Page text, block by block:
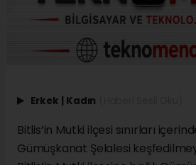
Erkek | Kadın
Bitlis’in Mutki ilçesi sınırları
Gümüşkanat Şelalesi